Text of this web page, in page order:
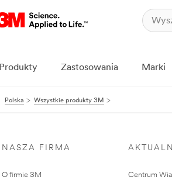
Produkty Zastosowania Marki
Polska Wszystkie produkty 3M
NASZA FIRMA
O firmie 3M
Centrum